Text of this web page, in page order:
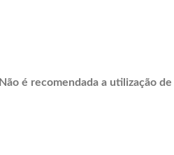
Não é recomendada a utilização de